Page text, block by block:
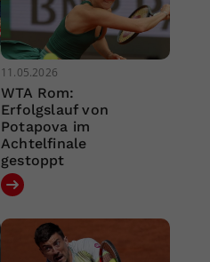
11.05.2026
WTA Rom:
Erfolgslauf von
Potapova im
Achtelfinale
gestoppt